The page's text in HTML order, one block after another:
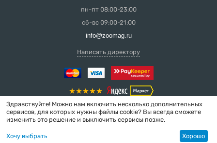
пн-пт 08:00-23:00
сб-вс 09:00-21:00
info@zoomag.ru
Написать директору
Интернет-магазин сделан в вебстудии
MakeShop.pro
Здравствуйте! Можно нам включить несколько дополнительных
сервисов, для которых нужны файлы cookie? Вы всегда сможете
изменить это решение и выключить сервисы позже.
Хочу выбрать Хорошо